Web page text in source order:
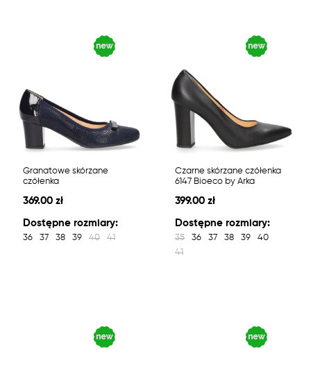
Granatowe skórzane
czółenka
369.00 zł
Dostępne rozmiary:
36 37 38 39 40 41
Czarne skórzane czółenka
6147 Bioeco by Arka
399.00 zł
Dostępne rozmiary:
35 36 37 38 39
40
41